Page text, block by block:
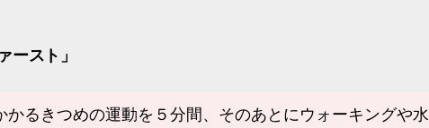
ースト」
るきつめの運動を５分間、そのあとにウォーキングや水